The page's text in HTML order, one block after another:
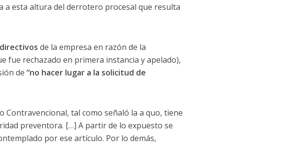
a esta altura del derrotero procesal que resulta
de la empresa en razón de la
fue rechazado en primera instancia y apelado),
de “no hacer lugar a la solicitud de
Contravencional, tal como señaló la a quo, tiene
preventora. […] A partir de lo expuesto se
por ese artículo. Por lo demás,